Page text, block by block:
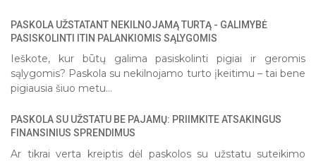
1 2
PASKOLA UŽSTATANT NEKILNOJAMĄ TURTĄ - GALIMYBĖ
PASISKOLINTI ITIN PALANKIOMIS SĄLYGOMIS
Ieškote, kur būtų galima pasiskolinti pigiai ir geromis
sąlygomis? Paskola su nekilnojamo turto įkeitimu – tai bene
pigiausia šiuo metu...
PASKOLA SU UŽSTATU BE PAJAMŲ: PRIIMKITE ATSAKINGUS
FINANSINIUS SPRENDIMUS
Ar tikrai verta kreiptis dėl paskolos su užstatu suteikimo